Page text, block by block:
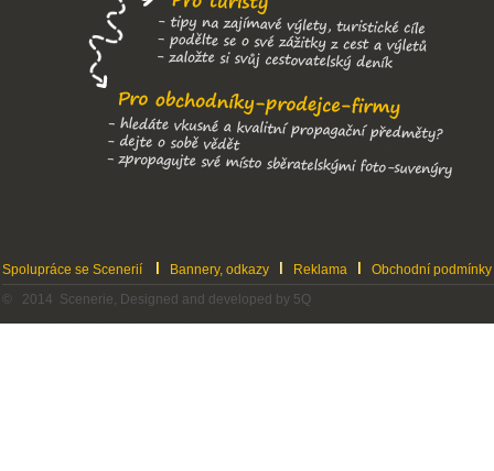
Spolupráce se Scenerií Bannery, odkazy Reklama
Obchodní podmínky
© 2014 Scenerie, Designed and developed by 5Q